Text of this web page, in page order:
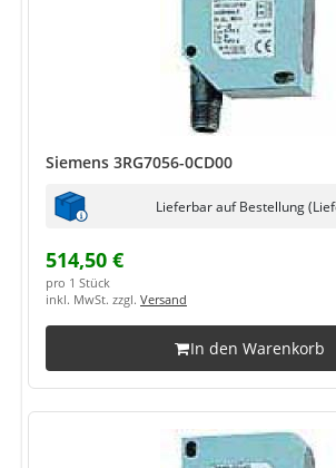
Siemens 3RG7056-0CD00
Lieferbar auf Bestellung
514,50 €
pro 1 Stück
inkl. MwSt. zzgl. Versand
In den Warenkorb